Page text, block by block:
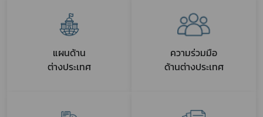
แผนด้าน
ต่างประเทศ
ความร่วมมือ
ด้านต่างประเทศ